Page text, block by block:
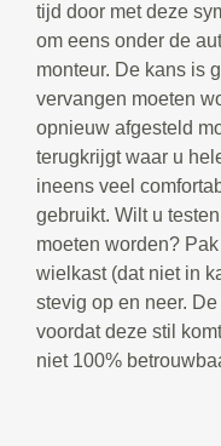
tijd door met deze
om eens onder de
monteur. De kans is
vervangen moeten
opnieuw afgesteld
terugkrijgt waar u
ineens veel
gebruikt. Wilt u
moeten worden?
wielkast (dat niet in
stevig op en neer.
voordat deze stil
niet 100%